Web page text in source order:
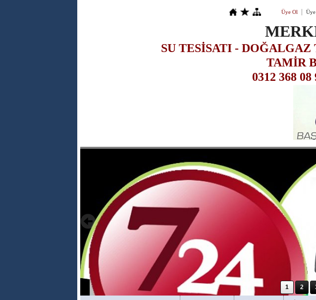
Üye Ol
SU TESİSATI -
TAMİR
0312 368 08
1 2